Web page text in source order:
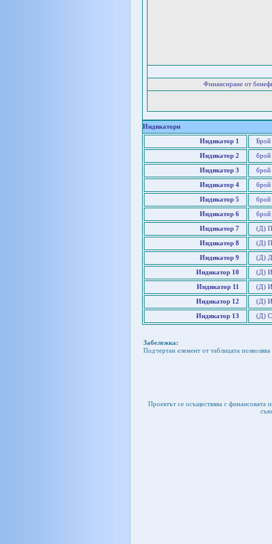
Финансиране от
Индикатори
Индикатор 1 Брой
Индикатор 2 брой
Индикатор 3 брой
Индикатор 4 брой
Индикатор 5 брой
Индикатор 6 брой
Индикатор 7 (Д)
Индикатор 8 (Д)
Индикатор 9 (Д)
Индикатор 10 (Д)
Индикатор 11 (Д)
Индикатор 12 (Д)
Индикатор 13 (Д)
Забележка:
Подчертан елемент от таблицата
Проектът се осъществява с финансовата